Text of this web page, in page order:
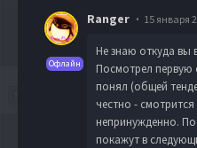
Офлайн
Ranger 15 января
Не знаю откуда вы
Посмотрел первую
понял (общей
честно - смотрится
непринужденно.
покажут в